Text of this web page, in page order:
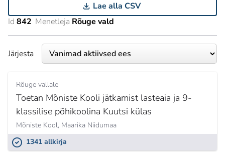
Lae alla CSV
Id 842 Menetleja Rõuge vald
Järjesta
Rõuge vallale
Toetan Mõniste Kooli jätkamist lasteaia ja 9-
klassilise põhikoolina Kuutsi külas
Mõniste Kool, Maarika Niidumaa
1341 allkirja